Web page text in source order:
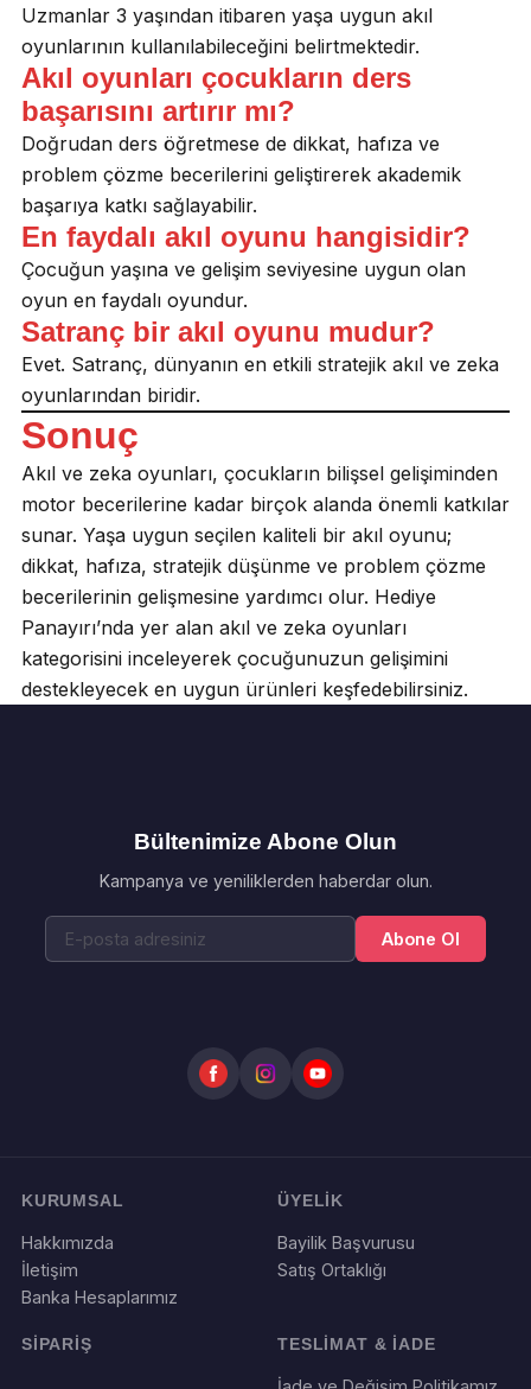
Uzmanlar 3 yaşından itibaren yaşa uygun akıl
oyunlarının kullanılabileceğini belirtmektedir.
Akıl oyunları çocukların ders
başarısını artırır mı?
Doğrudan ders öğretmese de dikkat, hafıza ve
problem çözme becerilerini geliştirerek akademik
başarıya katkı sağlayabilir.
En faydalı akıl oyunu hangisidir?
Çocuğun yaşına ve gelişim seviyesine uygun olan
oyun en faydalı oyundur.
Satranç bir akıl oyunu mudur?
Evet. Satranç, dünyanın en etkili stratejik akıl ve zeka
oyunlarından biridir.
Sonuç
Akıl ve zeka oyunları, çocukların bilişsel gelişiminden
motor becerilerine kadar birçok alanda önemli katkılar
sunar. Yaşa uygun seçilen kaliteli bir akıl oyunu;
dikkat, hafıza, stratejik düşünme ve problem çözme
becerilerinin gelişmesine yardımcı olur. Hediye
Panayırı’nda yer alan akıl ve zeka oyunları
kategorisini inceleyerek çocuğunuzun gelişimini
destekleyecek en uygun ürünleri keşfedebilirsiniz.
Bültenimize Abone Olun
Kampanya ve yeniliklerden haberdar olun.
Abone Ol
KURUMSAL
Hakkımızda
İletişim
Banka Hesaplarımız
ÜYELİK
Bayilik Başvurusu
Satış Ortaklığı
SİPARİŞ TESLİMAT & İADE